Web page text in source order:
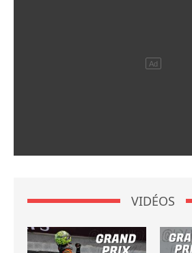
VIDÉOS